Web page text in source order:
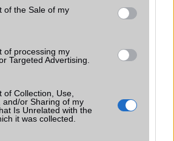
of the Sale of my
of processing my
Targeted Advertising.
of Collection, Use,
and/or Sharing of my
Is Unrelated with the
it was collected.
18 bemutató dátum - ekkor
a leplet az Apple az új
| Phone Arena
az iPhone 18 Pro modellek
hajlítható iPhone Ultra is
az áremelésekről szóló
is beárnyékolják a rajtot.